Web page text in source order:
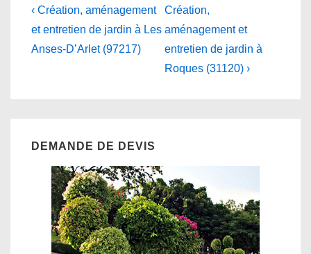
Navigation
de
l’article
Previous
Post
is
‹ Création, aménagement
et entretien de jardin à Les
Anses-D’Arlet (97217)
Next
Post
is
Création,
aménagement et
entretien de jardin à
Roques (31120) ›
DEMANDE DE DEVIS